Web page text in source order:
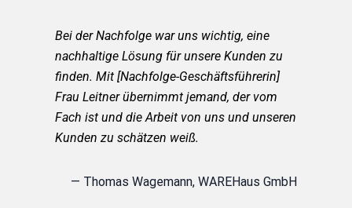
Bei der Nachfolge war uns wichtig, eine
nachhaltige Lösung für unsere Kunden zu
finden. Mit [Nachfolge-Geschäftsführerin]
Frau Leitner übernimmt jemand, der vom
Fach ist und die Arbeit von uns und unseren
Kunden zu schätzen weiß.
— Thomas Wagemann, WAREHaus GmbH